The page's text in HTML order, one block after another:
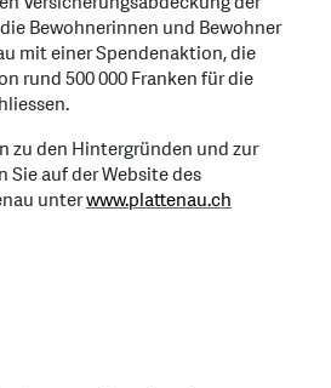
Bewohnerinnen und Bewohner
mit einer Spendenaktion, die
rund 500 000 Franken für die
zu den Hintergründen und zur
auf der Website des
unterwww.plattenau.ch